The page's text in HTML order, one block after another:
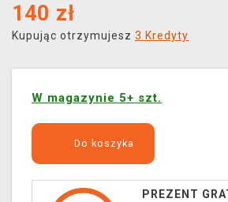
140 zł
Kupując otrzymujesz 3 Kredyty
W magazynie 5+ szt.
Do koszyka
PREZENT